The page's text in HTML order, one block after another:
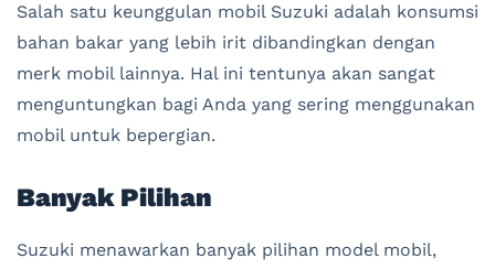
Salah satu keunggulan mobil Suzuki adalah konsumsi
bahan bakar yang lebih irit dibandingkan dengan
merk mobil lainnya. Hal ini tentunya akan sangat
menguntungkan bagi Anda yang sering menggunakan
mobil untuk bepergian.
Banyak Pilihan
Suzuki menawarkan banyak pilihan model mobil,